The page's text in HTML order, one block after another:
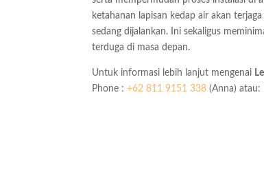
ketahanan lapisan kedap air akan
sedang dijalankan. Ini sekaligus
terduga di masa depan.
Untuk informasi lebih lanjut mengenai
Phone :+62 811 9151 338 (Anna) atau: